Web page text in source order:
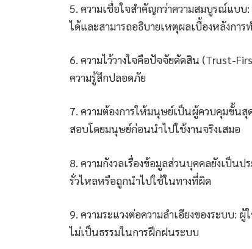
5. ความเชื่อใจสำคัญกว่าความสมบูรณ์แบบ
ได้และสามารถอธิบายเหตุผลเบื้องหลังการ
6. ความไว้วางใจคือปัจจัยตัดสิน (Trust-
ความรู้สึกปลอดภัย
7. ความต้องการให้มนุษย์เป็นผู้ควบคุมขั้นสุ
สอบโดยมนุษย์ก่อนนำไปใช้งานจริงเสมอ
8. ความกังวลเรื่องข้อมูลส่วนบุคคลยังเป็น
รั่วไหลหรือถูกนำไปใช้ในทางที่ผิด
9. ความระแวงต่อความลำเอียงของระบบ:
ไม่เป็นธรรมในการฝึกฝนระบบ